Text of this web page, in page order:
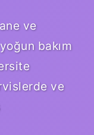
ve
bakım
ve